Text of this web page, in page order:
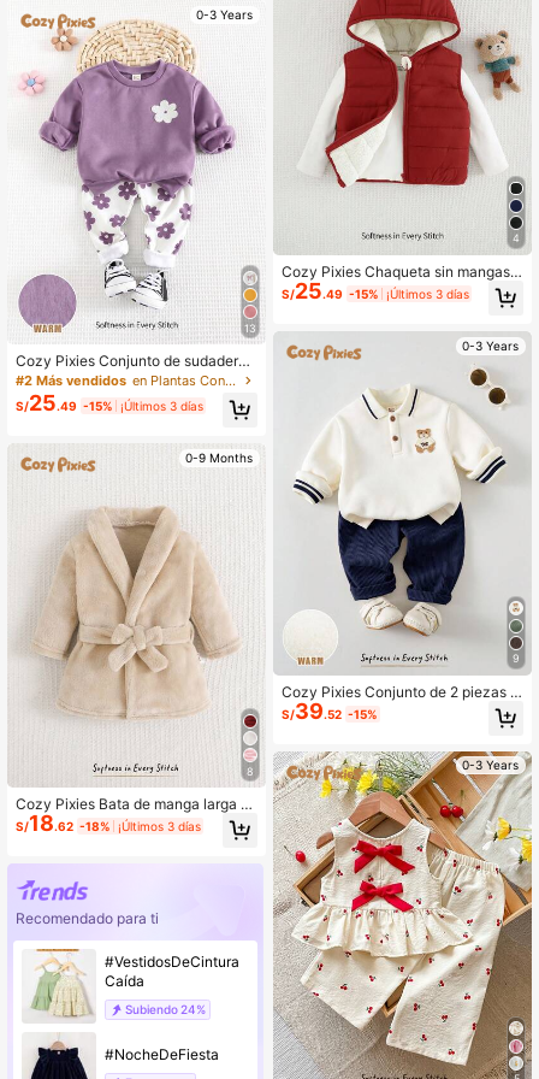
ero para bebés y niños pequeños
0-3 Years
13
Cozy Pixies Conjunto de sudadera
de punto suave con cuello redondo,
manga larga y leggings con estamp
ado floral para bebé niña
#2 Más vendidos en Plantas Conjuntos de sudadera y sudadera con ca
S/25.49 -15% ¡Últimos 3 días
0-9 Months
8
Cozy Pixies Bata de manga larga c
on lazo delantero forrada de felpa d
e unicolor para bebé recién nacido
S/18.62 -18% ¡Últimos 3 días
Recomendado para ti
#VestidosDeCintura
Caída
Subiendo 24%
#NocheDeFiesta
4
Cozy Pixies Chaqueta sin mangas c
on capucha de forro polar con esta
mpado de oso de dibujos animados
a por delante, para otoño e invierno
S/25.49 -15% ¡Últimos 3 días
0-3 Years
9
Cozy Pixies Conjunto de 2 piezas p
ara bebé niño con sudadera de punt
o suave de cuello redondo, manga l
mados, y pantalones largos de invie
rno con cintura elástica
S/39.52 -15%
0-3 Years